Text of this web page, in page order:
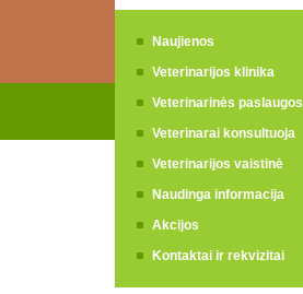
Naujienos
Veterinarijos klinika
Veterinarinės paslaugos
Veterinarai konsultuoja
Veterinarijos vaistinė
Naudinga informacija
Akcijos
Kontaktai ir rekvizitai